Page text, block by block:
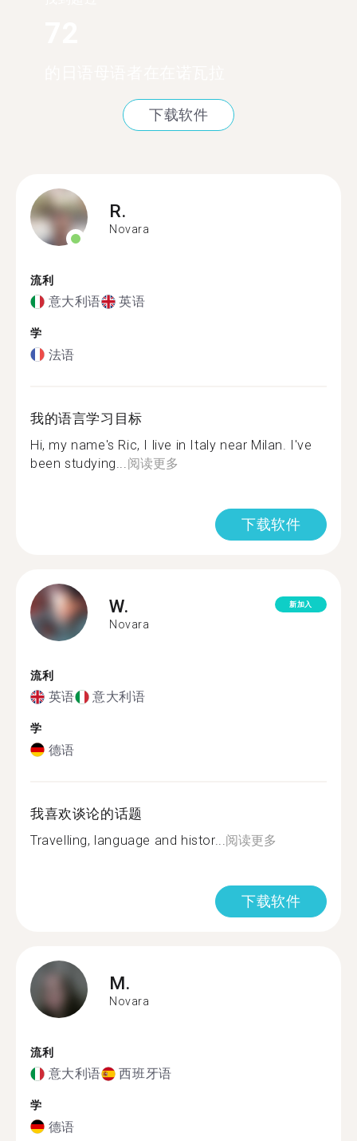
下载软件
R.
Novara
流利
意大利语 英语
学
法语
我的语言学习目标
Hi, my name's Ric, I live in Italy near Milan. I've
been studying... 阅读更多
下载软件
W.
Novara
新加入
流利
英语 意大利语
学
德语
我喜欢谈论的话题
Travelling, language and histor... 阅读更多
下载软件
M.
Novara
流利
意大利语 西班牙语
学
德语